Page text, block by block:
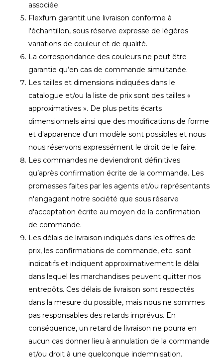
associée.
Flexfurn garantit une livraison conforme à
l'échantillon, sous réserve expresse de légères
variations de couleur et de qualité.
La correspondance des couleurs ne peut être
garantie qu’en cas de commande simultanée.
Les tailles et dimensions indiquées dans le
catalogue et/ou la liste de prix sont des tailles «
approximatives ». De plus petits écarts
dimensionnels ainsi que des modifications de forme
et d'apparence d'un modèle sont possibles et nous
nous réservons expressément le droit de le faire.
Les commandes ne deviendront définitives
qu’après confirmation écrite de la commande. Les
promesses faites par les agents et/ou représentants
n'engagent notre société que sous réserve
d'acceptation écrite au moyen de la confirmation
de commande.
Les délais de livraison indiqués dans les offres de
prix, les confirmations de commande, etc. sont
indicatifs et indiquent approximativement le délai
dans lequel les marchandises peuvent quitter nos
entrepôts. Ces délais de livraison sont respectés
dans la mesure du possible, mais nous ne sommes
pas responsables des retards imprévus. En
conséquence, un retard de livraison ne pourra en
aucun cas donner lieu à annulation de la commande
et/ou droit à une quelconque indemnisation.